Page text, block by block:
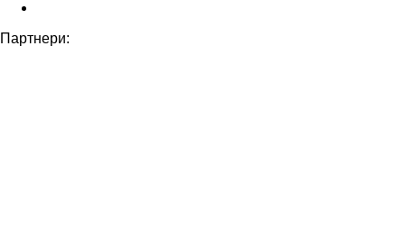
Партнери: